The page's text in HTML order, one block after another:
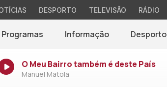
DESPORTO TELEVISÃO RÁDIO
Programas Informação Desporto
O Meu Bairro também é deste País
Manuel Matola